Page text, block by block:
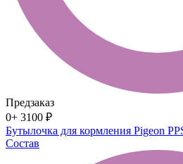
Предзаказ
0+ 3100 ₽
Бутылочка для кормления Pigeon
Состав